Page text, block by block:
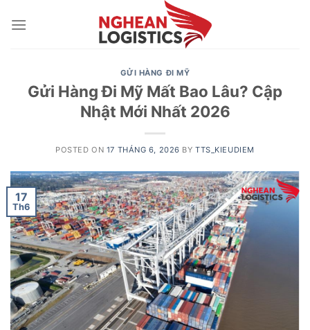
GỬI HÀNG ĐI MỸ
Gửi Hàng Đi Mỹ Mất Bao Lâu? Cập
Nhật Mới Nhất 2026
POSTED ON 17 THÁNG 6, 2026 BYTTS_KIEUDIEM
17
Th6